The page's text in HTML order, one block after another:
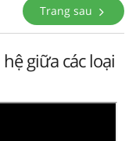
Trang sau
giữa các loại